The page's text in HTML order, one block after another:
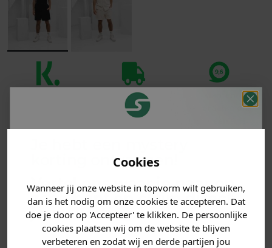
Cookies
Wanneer jij onze website in topvorm wilt gebruiken,
dan is het nodig om onze cookies te accepteren. Dat
doe je door op 'Accepteer' te klikken. De persoonlijke
cookies plaatsen wij om de website te blijven
verbeteren en zodat wij en derde partijen jou
Voor 23:59 besteld
is morgen in huis!*
beoordelen ons
MATERIAAL & WASVOORSCHRIFT
ANDERE BESTELDEN OOK
korting ontvangen!
Vertel ons waar je naar op
zoek bent en claim direct
jouwkorting.